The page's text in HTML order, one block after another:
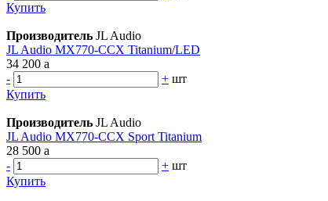
Купить
Производитель JL Audio
JL Audio MX770-CCX Titanium/LED
34 200 a
-
+ шт
Купить
Производитель JL Audio
JL Audio MX770-CCX Sport Titanium
28 500 a
-
+ шт
Купить